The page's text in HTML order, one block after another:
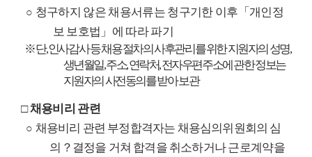
○ 청구하지 않은 채용서류는 청구기한 이후 「 개인정
보 보호법 」 에 따라 파기
※단,인사감사 등 채용 절차의 사후관리를 위한 지원자의 성명,
생년월일,주소,연락처,전자우편주소에 관한 정보는
지원자의 사전동의를 받아 보관
□채용비리 관련
○ 채용비리 관련 부정합격자는 채용심의위원회의 심
의 ？ 결정을 거쳐 합격을 취소하거나 근로계약을